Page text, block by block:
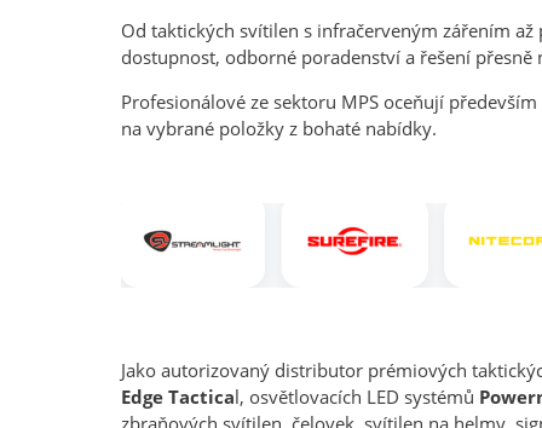
Od taktických svítilen s infračerveným zářením
dostupnost, odborné poradenství a řešení
Profesionálové ze sektoru MPS oceňují
na vybrané položky z bohaté nabídky.
Jako autorizovaný distributor prémiových
Edge Tactical, osvětlovacích LED systémů
zbraňových svítilen, čelovek, svítilen na helmy,